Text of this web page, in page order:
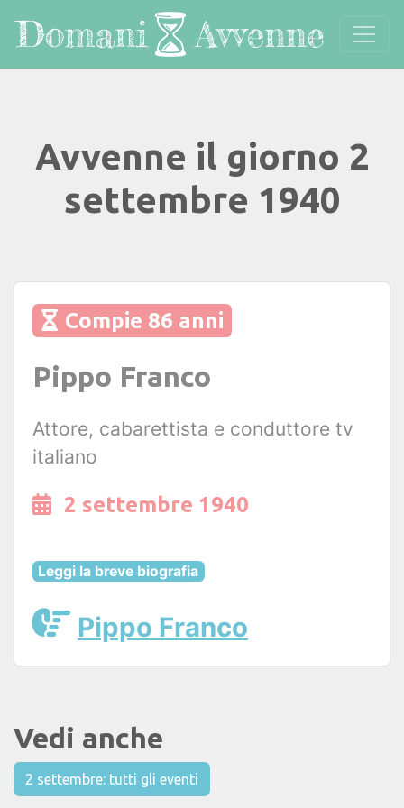
Avvenne il giorno 2
settembre 1940
Compie 86 anni
Pippo Franco
Attore, cabarettista e conduttore tv
italiano
2 settembre 1940
Leggi la breve biografia
Pippo Franco
Vedi anche
2 settembre: tutti gli eventi